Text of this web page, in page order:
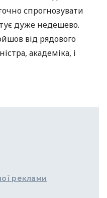
спрогнозувати
дуже недешево.
від рядового
академіка, і
реклами